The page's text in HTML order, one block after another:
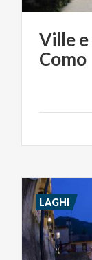
Villee
Como
LAGHI